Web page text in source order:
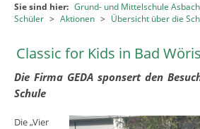
Sie sind hier: Grund- und Mittelschule
Schüler > Aktionen > Übersicht über die
Classic for Kids in Bad
Die Firma GEDA sponsert den
Schule
Die „Vier